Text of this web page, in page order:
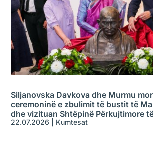
Siljanovska Davkova dhe Murmu
ceremoninë e zbulimit të bustit të
dhe vizituan Shtëpinë Përkujtimore
22.07.2026 Kumtesat